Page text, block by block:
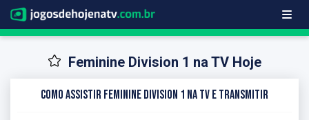
Feminine Division 1 na TV Hoje
Como Assistir Feminine Division 1 na TV e Transmitir